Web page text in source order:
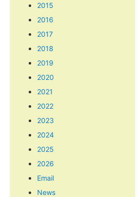
2015
2016
2017
2018
2019
2020
2021
2022
2023
2024
2025
2026
Email
News